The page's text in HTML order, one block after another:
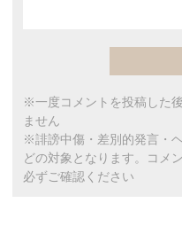
※一度コメントを投稿した
ません
※誹謗中傷・差別的発言・
どの対象となります。コメ
必ずご確認ください